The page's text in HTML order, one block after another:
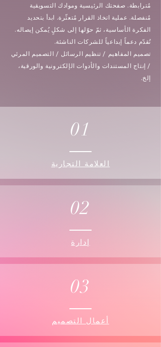
مُترابطة. صفحتك الرئيسية وموادك التسويقية
مُنفصلة. عملية اتخاذ القرار مُتعثّرة. ابدأ بتحديد
الفكرة الأساسية، ثمّ حوّلها إلى شكلٍ يُمكن إيصاله.
نُقدّم دعماً إبداعياً للشركات الناشئة.
تصميم المفاهيم / تنظيم الرسائل / التصميم المرئي
/ إنتاج المستندات والأدوات الإلكترونية والورقية،
إلخ.
01
العلامة التجارية
02
إدارة
03
أعمال التصميم